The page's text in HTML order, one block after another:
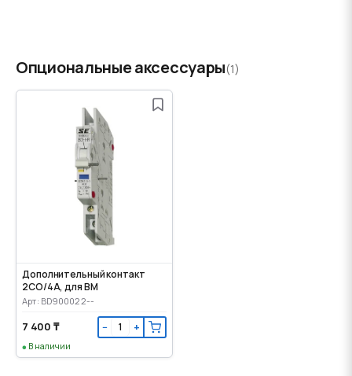
Опциональные аксессуары(1)
Дополнительный контакт
2CO/4A, для ВМ
Арт: BD900022--
7 400 ₸ − +
В наличии